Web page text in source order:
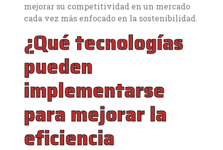
mejorar su competitividad en un mercado
cada vez más enfocado en la sostenibilidad.
¿Qué tecnologías
pueden
implementarse
para mejorar la
eficiencia